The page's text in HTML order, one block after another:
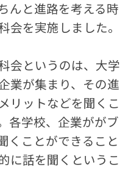
んと進路を考える時
会を実施しました。
会というのは、大学
業が集まり、その進
リットなどを聞くこ
各学校、企業ががブ
くことができること
に話を聞くというこ